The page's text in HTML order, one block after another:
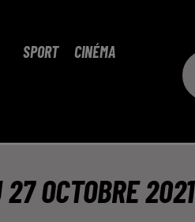
SPORT CINÉMA
27 OCTOBRE 2021